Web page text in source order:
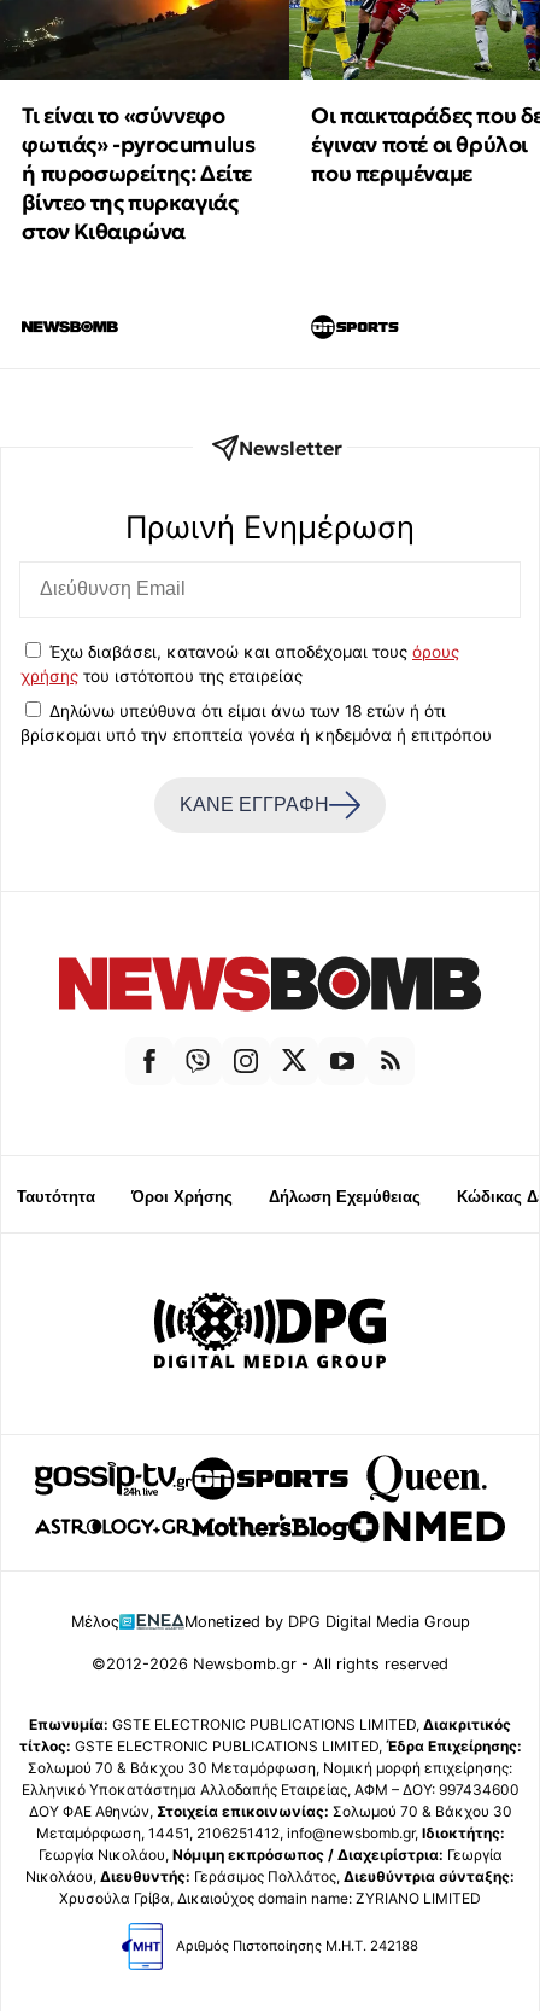
Τι είναι το «σύννεφο
φωτιάς» -pyrocumulus
ή πυροσωρείτης: Δείτε
βίντεο της πυρκαγιάς
στον Κιθαιρώνα
Οι παικταράδες που
έγιναν ποτέ οι θρύλοι
που περιμέναμε
Newsletter
Πρωινή Eνημέρωση
Έχω διαβάσει, κατανοώ και αποδέχομαι τους όρους
χρήσης του ιστότοπου της εταιρείας
Δηλώνω υπεύθυνα ότι είμαι άνω των 18 ετών ή ότι
βρίσκομαι υπό την εποπτεία γονέα ή κηδεμόνα ή επιτρόπου
ΚΑΝΕ ΕΓΓΡΑΦΗ
Ταυτότητα Όροι Χρήσης Δήλωση Εχεμύθειας Κώδικας
Μέλος Monetized by DPG Digital Media Group
©2012-2026 Newsbomb.gr - All rights reserved
Επωνυμία: GSTE ELECTRONIC PUBLICATIONS LIMITED, Διακριτικός
τίτλος: GSTE ELECTRONIC PUBLICATIONS LIMITED, Έδρα Επιχείρησης:
Σολωμού 70 & Βάκχου 30 Μεταμόρφωση, Νομική μορφή επιχείρησης:
Ελληνικό Υποκατάστημα Αλλοδαπής Εταιρείας, ΑΦΜ – ΔΟΥ: 997434600
ΔΟΥ ΦΑΕ Αθηνών, Στοιχεία επικοινωνίας: Σολωμού 70 & Βάκχου 30
Μεταμόρφωση, 14451, 2106251412, info@newsbomb.gr, Ιδιοκτήτης:
Γεωργία Νικολάου, Νόμιμη εκπρόσωπος / Διαχειρίστρια: Γεωργία
Νικολάου, Διευθυντής: Γεράσιμος Πολλάτος, Διευθύντρια σύνταξης:
Χρυσούλα Γρίβα, Δικαιούχος domain name: ZYRIANO LIMITED
Αριθμός Πιστοποίησης Μ.Η.Τ. 242188